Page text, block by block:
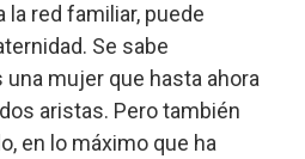
la red familiar, puede
Se sabe
una mujer que hasta ahora
aristas. Pero también
en lo máximo que ha